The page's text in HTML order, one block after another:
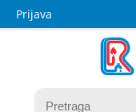
Prijava